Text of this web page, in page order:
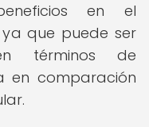
en el
que puede ser
términos de
en comparación